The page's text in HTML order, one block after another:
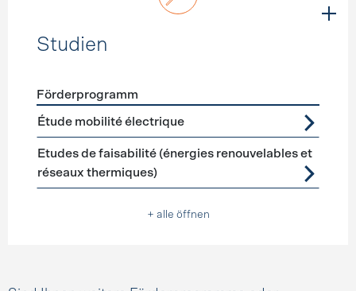
Studien
Förderprogramme Studien
Förderprogramm
Étude mobilité électrique
Etudes de faisabilité (énergies renouvelables et
réseaux thermiques)
+ alle öffnen